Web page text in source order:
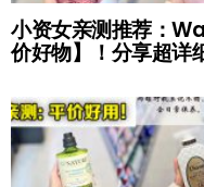
小资女亲测推荐：
价好物】！分享超详